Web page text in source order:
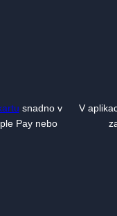
snadno v
Pay nebo
V